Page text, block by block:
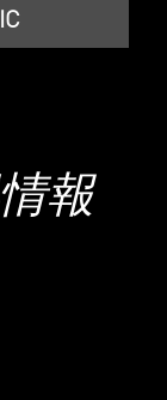
報